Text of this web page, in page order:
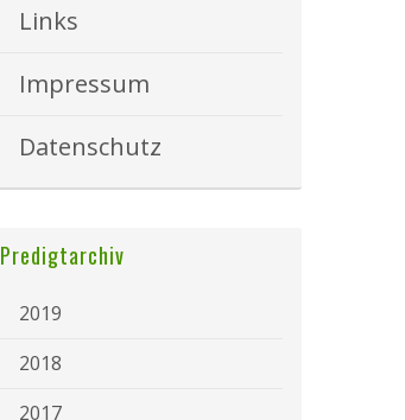
Links
Impressum
Datenschutz
Predigtarchiv
2019
2018
2017